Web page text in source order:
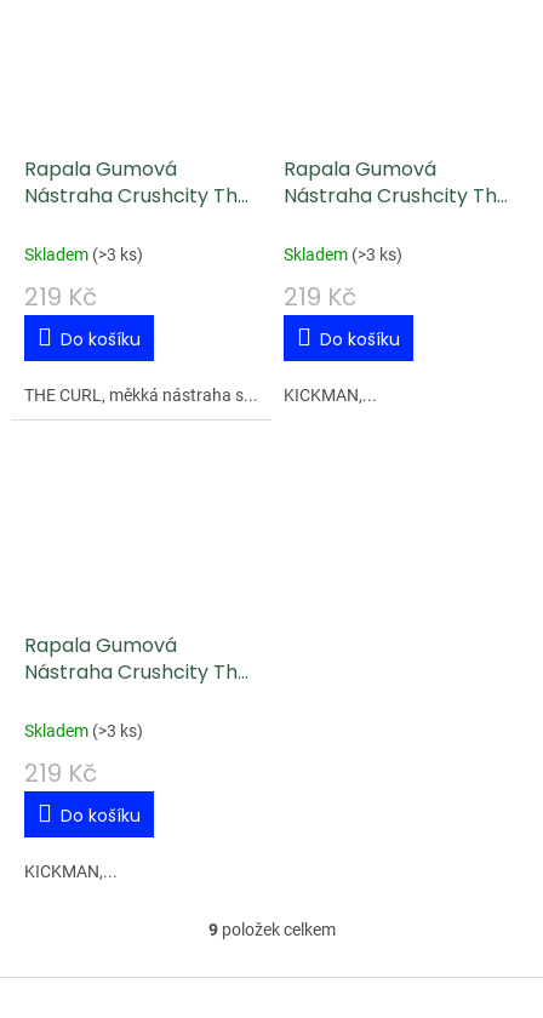
Rapala Gumová
Nástraha Crushcity The
Skladem (>3 ks)
219 Kč
Do košíku
THE CURL, měkká nástraha s...
Rapala Gumová
Nástraha Crushcity The
g
Skladem (>3 ks)
219 Kč
Do košíku
KICKMAN,...
Rapala Gumová
Nástraha Crushcity The
Skladem (>3 ks)
219 Kč
Do košíku
KICKMAN,...
O
v
9položek celkem
Z